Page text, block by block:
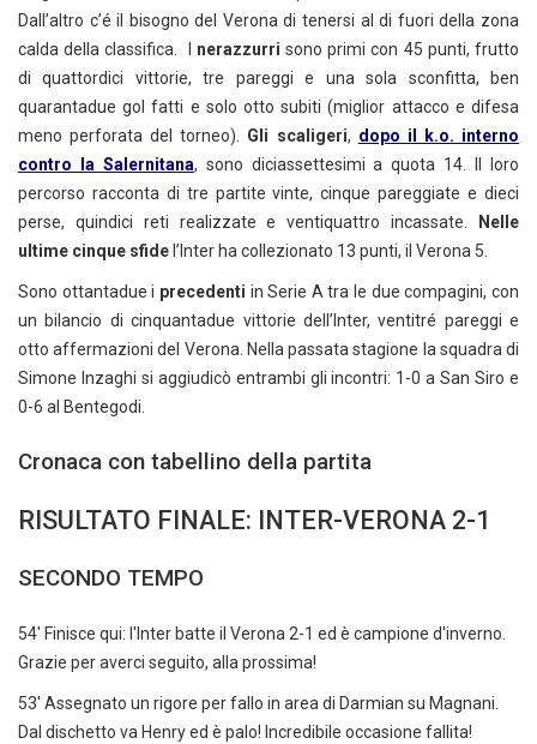
Dall’altro c’é il bisogno del Verona di tenersi al di fuori della zona
calda della classifica.
nerazzurrisono primi con 45 punti, frutto
di quattordici vittorie, tre pareggi e una sola sconfitta, ben
quarantadue gol fatti e solo otto subiti (miglior attacco e difesa
meno perforata del torneo). Gli scaligeri, dopo il k.o. interno
contro la Salernitana, sono diciassettesimi a quota 14. Il loro
percorso racconta di tre partite vinte, cinque pareggiate e dieci
perse, quindici reti realizzate e ventiquattro incassate.
Nelle
ultime cinque sfide l’Inter ha collezionato 13 punti, il Verona 5.
Sono ottantadue i precedenti in Serie A tra le due compagini, con
un bilancio di cinquantadue vittorie dell’Inter, ventitré pareggi e
otto affermazioni del Verona. Nella passata stagione la squadra di
Simone Inzaghi si aggiudicò entrambi gli incontri: 1-0 a San Siro e
0-6 al Bentegodi.
Cronaca con tabellino della partita
RISULTATO FINALE: INTER-VERONA 2-1
SECONDO TEMPO
54' Finisce qui: l'Inter batte il Verona 2-1 ed è campione d'inverno.
Grazie per averci seguito, alla prossima!
53' Assegnato un rigore per fallo in area di Darmian su Magnani.
Dal dischetto va Henry ed è palo! Incredibile occasione fallita!